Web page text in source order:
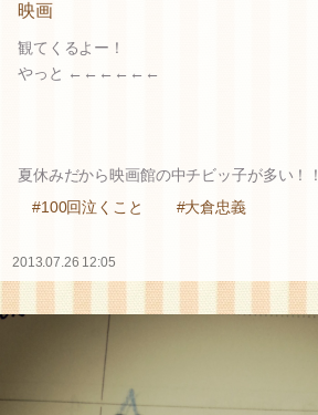
映画
観てくるよー！
やっと ←←←←←←
夏休みだから映画館の中チビッ子が多い！！
#100回泣くこと
#大倉忠義
2013.07.26 12:05